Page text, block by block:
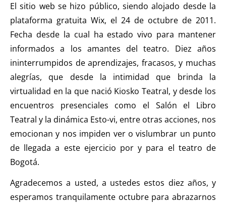
El sitio web se hizo público, siendo alojado desde la
plataforma gratuita Wix, el 24 de octubre de 2011.
Fecha desde la cual ha estado vivo para mantener
informados a los amantes del teatro. Diez años
ininterrumpidos de aprendizajes, fracasos, y muchas
alegrías, que desde la intimidad que brinda la
virtualidad en la que nació Kiosko Teatral, y desde los
encuentros presenciales como el Salón el Libro
Teatral y la dinámica Esto-vi, entre otras acciones, nos
emocionan y nos impiden ver o vislumbrar un punto
de llegada a este ejercicio por y para el teatro de
Bogotá.
Agradecemos a usted, a ustedes estos diez años, y
esperamos tranquilamente octubre para abrazarnos